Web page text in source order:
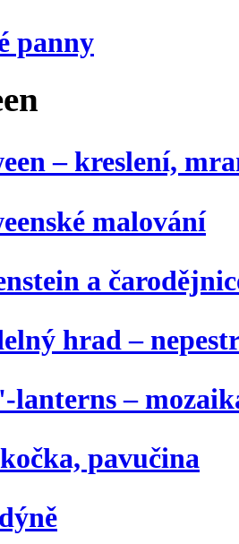
panny
– kreslení,
malování
a
hrad –
lanterns –
pavučina